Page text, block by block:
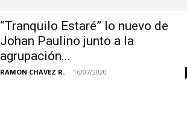
“Tranquilo Estaré” lo nuevo de
Johan Paulino junto a la
agrupación...
RAMON CHAVEZ R. - 16/07/2020